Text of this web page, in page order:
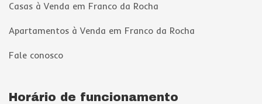
Casas à Venda em Franco da Rocha
Apartamentos à Venda em Franco da Rocha
Fale conosco
Horário de funcionamento